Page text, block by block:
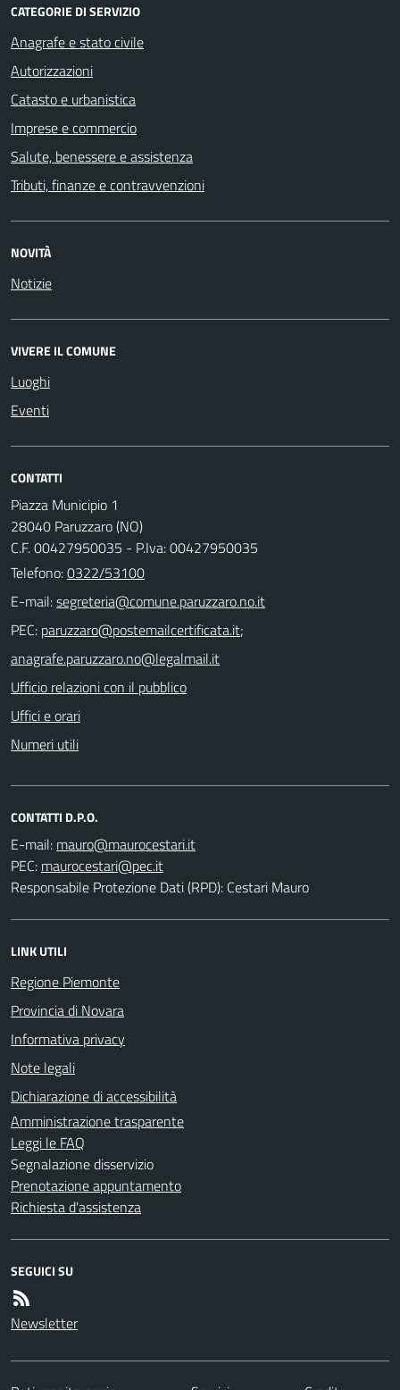
CATEGORIE DI SERVIZIO
Anagrafe e stato civile
Autorizzazioni
Catasto e urbanistica
Imprese e commercio
Salute, benessere e assistenza
Tributi, finanze e contravvenzioni
NOVITÀ
Notizie
VIVERE IL COMUNE
Luoghi
Eventi
CONTATTI
Piazza Municipio 1
28040 Paruzzaro (NO)
C.F. 00427950035 - P.Iva: 00427950035
Telefono:0322/53100
E-mail:
PEC:
;
Ufficio relazioni con il pubblico
Uffici e orari
Numeri utili
CONTATTI D.P.O.
E-mail:
PEC:
Responsabile Protezione Dati (RPD): Cestari Mauro
LINK UTILI
Regione Piemonte
Provincia di Novara
Informativa privacy
Note legali
Dichiarazione di accessibilità
Amministrazione trasparente
Leggi le FAQ
Segnalazione disservizio
Prenotazione appuntamento
Richiesta d'assistenza
SEGUICI SU
Newsletter